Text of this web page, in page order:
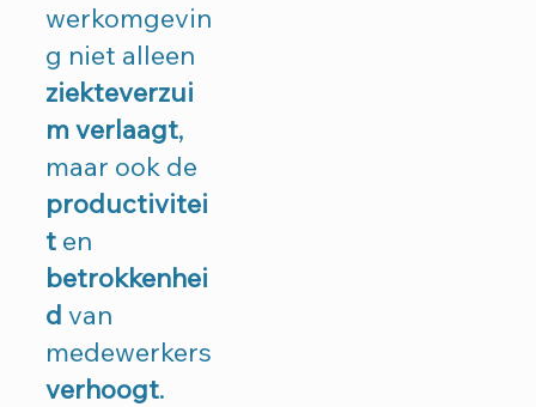
werkomgevin
g niet alleen
ziekteverzui
mverlaagt,
maar ook de
productivitei
t en
betrokkenhei
d van
medewerkers
verhoogt.